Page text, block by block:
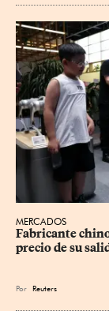
MERCADOS
Fabricante
precio de su
Por Reuters